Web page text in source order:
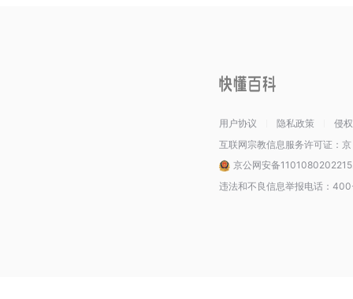
用户协议 隐私政策
侵
互联网宗教信息服务许可证：
京公网安备
违法和不良信息举报电话：